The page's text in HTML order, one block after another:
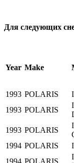
Для следующих
Year Make
1993 POLARIS
1993 POLARIS
1993 POLARIS
1994 POLARIS
1994 POLARIS